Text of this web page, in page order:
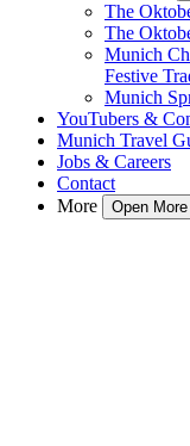
The
The
Munich
Festive
Munich
YouTubers &
Munich Travel
Jobs & Careers
Contact
More
Open